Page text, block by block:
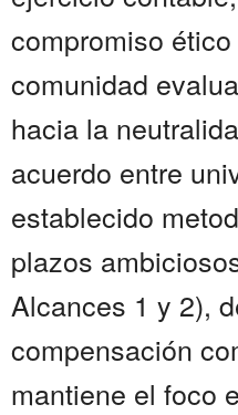
compromiso
comunidad
hacia la
acuerdo entre
establecido
plazos
Alcances 1 y 2),
compensación
mantiene el foco